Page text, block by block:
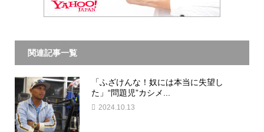
関連記事一覧
「ふざけんな！奴には本当に失望し
た」“問題児”カシメ...
2024.10.13